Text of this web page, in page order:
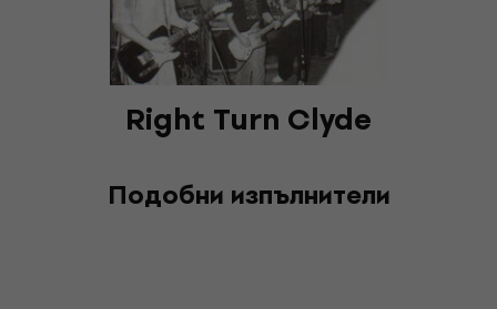
Right Turn Clyde
Подобни изпълнители